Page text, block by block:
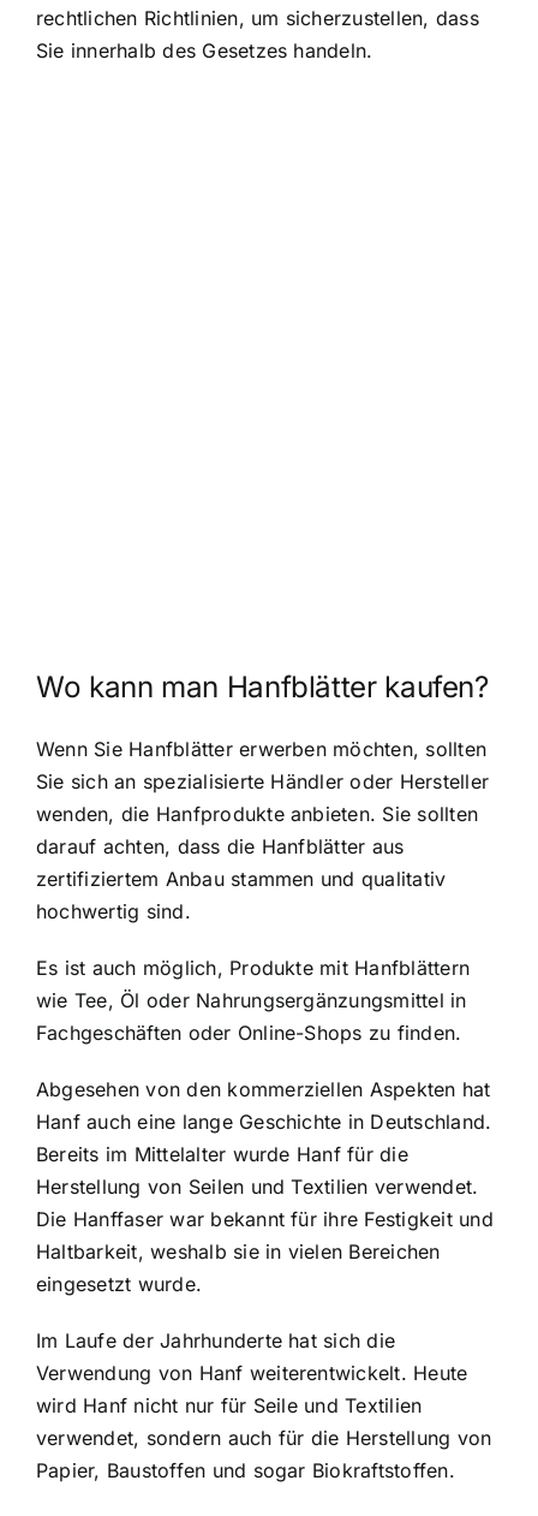
rechtlichen Richtlinien, um sicherzustellen, dass
Sie innerhalb des Gesetzes handeln.
Wo kann man Hanfblätter kaufen?
Wenn Sie Hanfblätter erwerben möchten, sollten
Sie sich an spezialisierte Händler oder Hersteller
wenden, die Hanfprodukte anbieten. Sie sollten
darauf achten, dass die Hanfblätter aus
zertifiziertem Anbau stammen und qualitativ
hochwertig sind.
Es ist auch möglich, Produkte mit Hanfblättern
wie Tee, Öl oder Nahrungsergänzungsmittel in
Fachgeschäften oder Online-Shops zu finden.
Abgesehen von den kommerziellen Aspekten hat
Hanf auch eine lange Geschichte in Deutschland.
Bereits im Mittelalter wurde Hanf für die
Herstellung von Seilen und Textilien verwendet.
Die Hanffaser war bekannt für ihre Festigkeit und
Haltbarkeit, weshalb sie in vielen Bereichen
eingesetzt wurde.
Im Laufe der Jahrhunderte hat sich die
Verwendung von Hanf weiterentwickelt. Heute
wird Hanf nicht nur für Seile und Textilien
verwendet, sondern auch für die Herstellung von
Papier, Baustoffen und sogar Biokraftstoffen.